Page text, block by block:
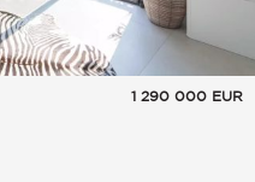
1 290 000 EUR